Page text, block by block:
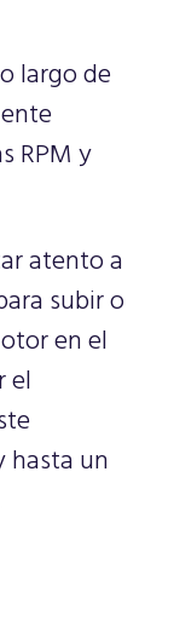
largo de
RPM y
atento a
subir o
en el
el
hasta un